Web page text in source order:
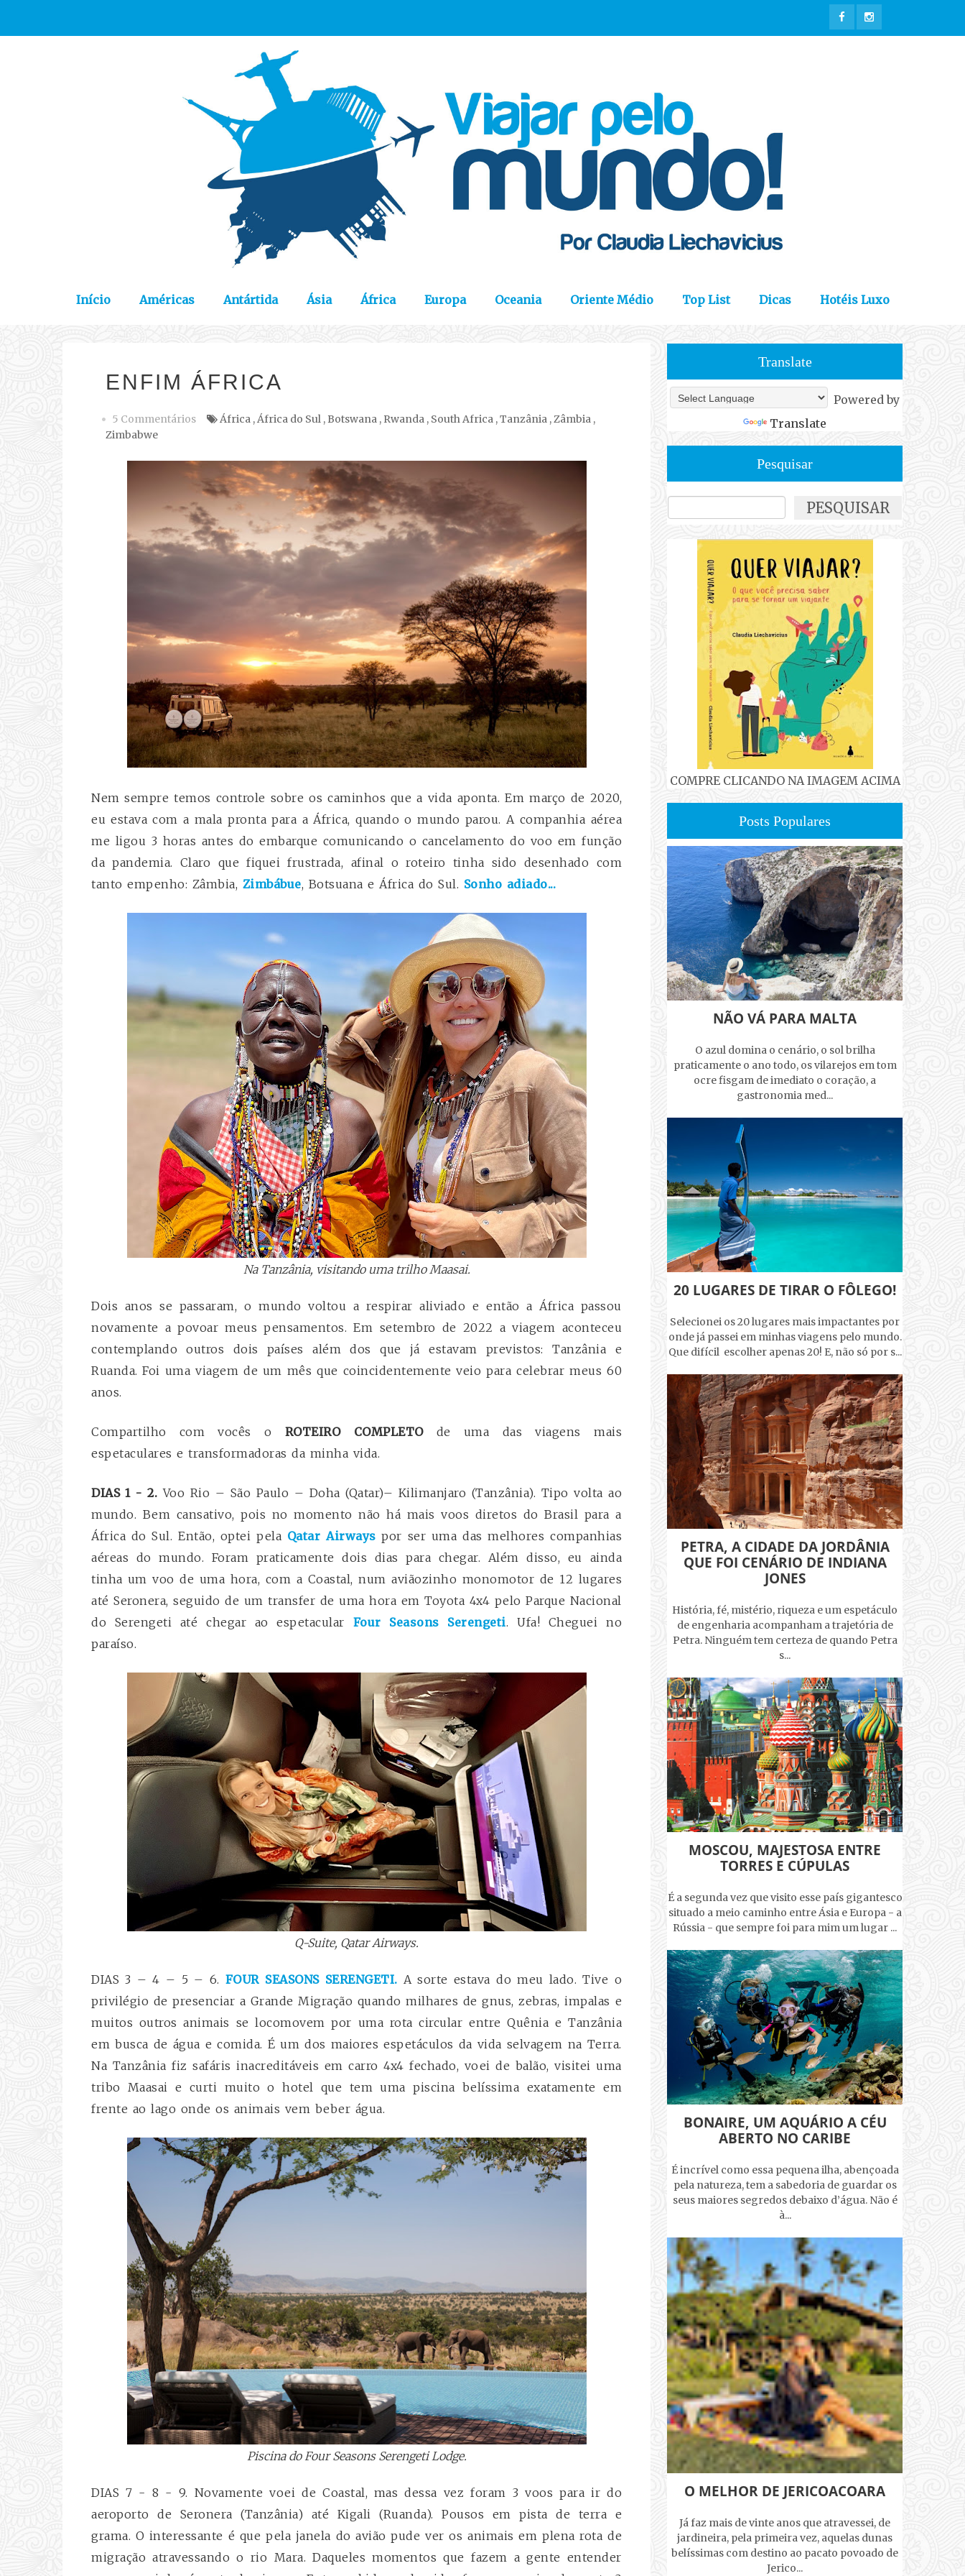
Início Américas Antártida Ásia África Europa Oceania Oriente Médio Top List Dicas Hotéis Luxo
ENFIM ÁFRICA
5 Commentários África ,África do Sul , Botswana , Rwanda , South Africa ,Tanzânia ,Zâmbia ,
Zimbabwe
Nem sempre temos controle sobre os caminhos que a vida aponta. Em março de 2020,
eu estava com a mala pronta para a África, quando o mundo parou. A companhia aérea
me ligou 3 horas antes do embarque comunicando o cancelamento do voo em função
da pandemia. Claro que fiquei frustrada, afinal o roteiro tinha sido desenhado com
tanto empenho: Zâmbia, Zimbábue, Botsuana e África do Sul. Sonho adiado...
Na Tanzânia, visitando uma trilho Maasai.
Dois anos se passaram, o mundo voltou a respirar aliviado e então a África passou
novamente a povoar meus pensamentos. Em setembro de 2022 a viagem aconteceu
contemplando outros dois países além dos que já estavam previstos: Tanzânia e
Ruanda. Foi uma viagem de um mês que coincidentemente veio para celebrar meus 60
anos.
Compartilho com vocês o ROTEIRO COMPLETOde uma das viagens mais
espetaculares e transformadoras da minha vida.
DIAS 1 - 2.Voo Rio – São Paulo – Doha (Qatar)– Kilimanjaro (Tanzânia). Tipo volta ao
mundo. Bem cansativo, pois no momento não há mais voos diretos do Brasil para a
África do Sul. Então, optei pela Qatar Airways por ser uma das melhores companhias
aéreas do mundo. Foram praticamente dois dias para chegar. Além disso, eu ainda
tinha um voo de uma hora, com a Coastal, num aviãozinho monomotor de 12 lugares
até Seronera, seguido de um transfer de uma hora em Toyota 4x4 pelo Parque Nacional
do Serengeti até chegar ao espetacular Four Seasons Serengeti. Ufa! Cheguei no
paraíso.
Q-Suite, Qatar Airways.
DIAS 3 – 4 – 5 – 6. FOUR SEASONS SERENGETI. A sorte estava do meu lado. Tive o
privilégio de presenciar a Grande Migração quando milhares de gnus, zebras, impalas e
muitos outros animais se locomovem por uma rota circular entre Quênia e Tanzânia
em busca de água e comida. É um dos maiores espetáculos da vida selvagem na Terra.
Na Tanzânia fiz safáris inacreditáveis em carro 4x4 fechado, voei de balão, visitei uma
tribo Maasai e curti muito o hotel que tem uma piscina belíssima exatamente em
frente ao lago onde os animais vem beber água.
Piscina do Four Seasons Serengeti Lodge.
DIAS 7 - 8 - 9. Novamente voei de Coastal, mas dessa vez foram 3 voos para ir do
aeroporto de Seronera (Tanzânia) até Kigali (Ruanda). Pousos em pista de terra e
grama. O interessante é que pela janela do avião pude ver os animais em plena rota de
migração atravessando o rio Mara. Daqueles momentos que fazem a gente entender
Translate
Powered by
Translate
Pesquisar
COMPRE CLICANDO NA IMAGEM ACIMA
Posts Populares
NÃO VÁ PARA MALTA
O azul domina o cenário, o sol brilha
praticamente o ano todo, os vilarejos em tom
ocre fisgam de imediato o coração, a
gastronomia med...
20 LUGARES DE TIRAR O FÔLEGO!
Selecionei os 20 lugares mais impactantes por
onde já passei em minhas viagens pelo mundo.
Que difícil escolher apenas 20! E, não só por s...
PETRA, A CIDADE DA JORDÂNIA
QUE FOI CENÁRIO DE INDIANA
JONES
História, fé, mistério, riqueza e um espetáculo
de engenharia acompanham a trajetória de
Petra. Ninguém tem certeza de quando Petra
s...
MOSCOU, MAJESTOSA ENTRE
TORRES E CÚPULAS
É a segunda vez que visito esse país gigantesco
situado a meio caminho entre Ásia e Europa - a
Rússia - que sempre foi para mim um lugar ...
BONAIRE, UM AQUÁRIO A CÉU
ABERTO NO CARIBE
É incrível como essa pequena ilha, abençoada
pela natureza, tem a sabedoria de guardar os
seus maiores segredos debaixo d’água. Não é
à...
O MELHOR DE JERICOACOARA
Já faz mais de vinte anos que atravessei, de
jardineira, pela primeira vez, aquelas dunas
belíssimas com destino ao pacato povoado de
Jerico...